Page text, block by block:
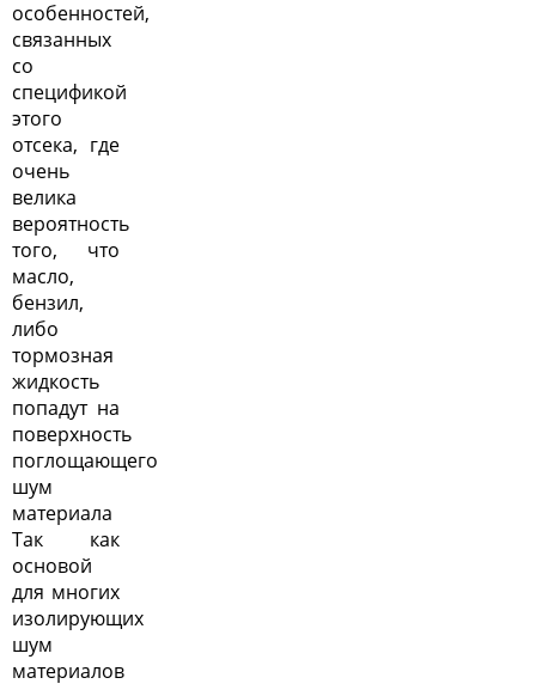
особенностей,
связанных
со
спецификой
этого
отсека, где
очень
велика
вероятность
того, что
масло,
бензил,
либо
тормозная
жидкость
попадут на
поверхность
поглощающего
шум
материала
Так как
основой
для многих
изолирующих
шум
материалов